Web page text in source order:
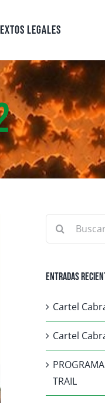
Legales
Buscar:
Entradas
Cartel
Cartel
TRAIL